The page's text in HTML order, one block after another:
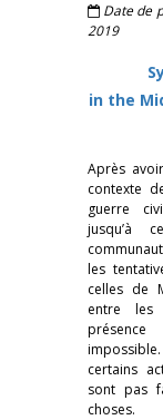
Date de
2019
in the
Après
contexte
guerre
jusqu’à
les
celles de
entre les
présence
certains
sont pas
choses.